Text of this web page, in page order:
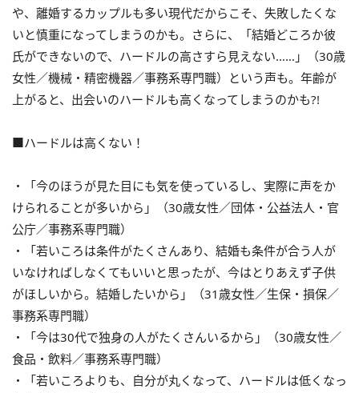
や、離婚するカップルも多い現代だからこそ、失敗したくな
いと慎重になってしまうのかも。さらに、「結婚どころか彼
氏ができないので、ハードルの高さすら見えない……」（30歳
女性／機械・精密機器／事務系専門職）という声も。年齢が
上がると、出会いのハードルも高くなってしまうのかも?!
■ハードルは高くない！
・「今のほうが見た目にも気を使っているし、実際に声をか
けられることが多いから」（30歳女性／団体・公益法人・官
公庁／事務系専門職）
・「若いころは条件がたくさんあり、結婚も条件が合う人が
いなければしなくてもいいと思ったが、今はとりあえず子供
がほしいから。結婚したいから」（31歳女性／生保・損保／
事務系専門職）
・「今は30代で独身の人がたくさんいるから」（30歳女性／
食品・飲料／事務系専門職）
・「若いころよりも、自分が丸くなって、ハードルは低くなっ